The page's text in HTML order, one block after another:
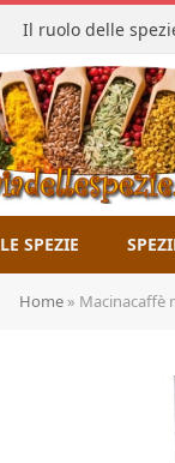
Il ruolo delle
LE SPEZIE
Home » Macinacaffè